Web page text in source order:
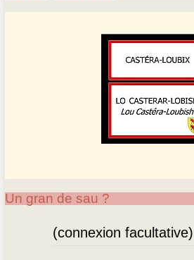
Un gran de sau ?
(connexion facultative)